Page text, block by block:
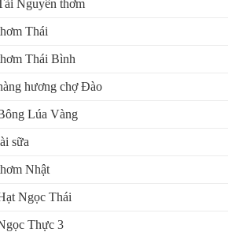
chuyên phân phối gạo sỉ tại tphcm chúng
khi hợp tác cùng quý
trợ giao hàng tận nơi
Nguyên thơm
Thái
Thái Bình
hương chợ Đào
Lúa Vàng
sữa
Nhật
Ngọc Thái
Thực 3